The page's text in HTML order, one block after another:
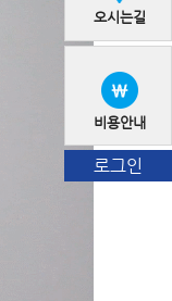
오시는길
비용안내
로그인